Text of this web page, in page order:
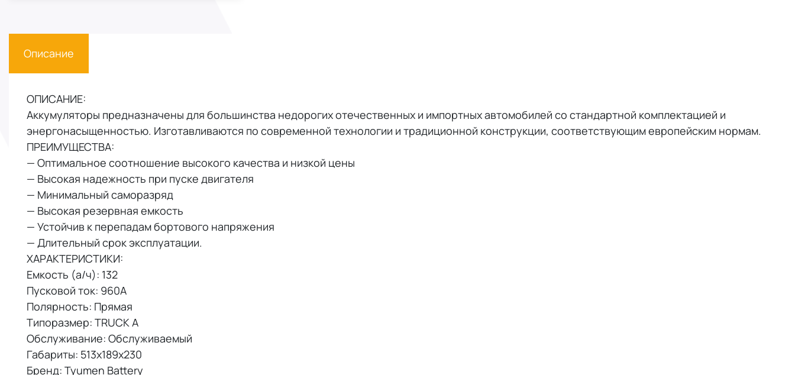
Описание
ОПИСАНИЕ:
Аккумуляторы предназначены для большинства недорогих отечественных и импортных автомобилей со стандартной комплектацией и
энергонасыщенностью. Изготавливаются по современной технологии и традиционной конструкции, соответствующим европейским нормам.
ПРЕИМУЩЕСТВА:
— Оптимальное соотношение высокого качества и низкой цены
— Высокая надежность при пуске двигателя
— Минимальный саморазряд
— Высокая резервная емкость
— Устойчив к перепадам бортового напряжения
— Длительный срок эксплуатации.
ХАРАКТЕРИСТИКИ:
Емкость (а/ч): 132
Пусковой ток: 960А
Полярность: Прямая
Типоразмер: TRUCK A
Обслуживание: Обслуживаемый
Габариты: 513x189x230
Бренд: Tyumen Battery